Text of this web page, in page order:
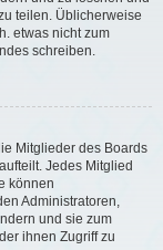
teilen. Üblicherweise
etwas nicht zum
schreiben.
Mitglieder des Boards
Jedes Mitglied
können
Administratoren,
und sie zum
ihnen Zugriff zu